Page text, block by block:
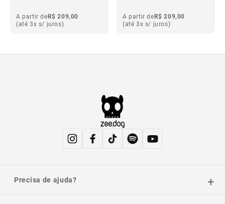
A partir deR$ 209,00
(até 3x s/ juros)
A partir deR$ 209,00
(até 3x s/ juros)
Precisa de ajuda?